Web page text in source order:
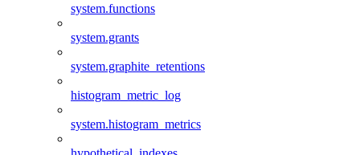
system.functions
system.grants
system.graphite_retentions
histogram_metric_log
system.histogram_metrics